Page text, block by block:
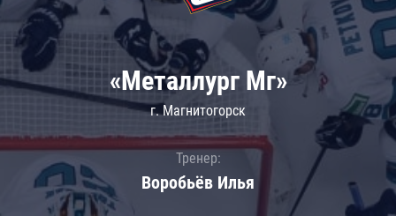
«Металлург Мг»
г. Магнитогорск
Тренер:
Воробьёв Илья